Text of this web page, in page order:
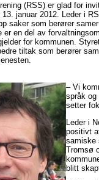
(RSS) er glad for
13. januar 2012. Leder i
saker som berører
er en del av
for kommunen.
tiltak som berører
– Vi
språk og
setter
Leder i
positivt
samiske
Tromsø
blitt